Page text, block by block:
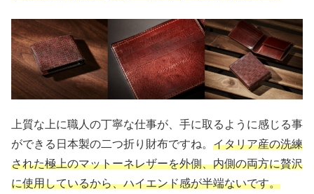
上質な上に職人の丁寧な仕事が、手に取るように感じる事
ができる日本製の二つ折り財布ですね。 イタリア産の洗練
された極上のマットーネレザーを外側、内側の両方に贅沢
に使用しているから、ハイエンド感が半端ないです。